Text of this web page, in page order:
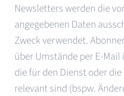
Newsletters werden die
angegebenen Daten
Zweck verwendet.
über Umstände per E-
die für den Dienst oder
relevant sind (bspw.